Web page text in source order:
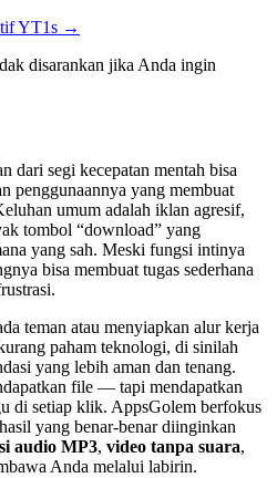
YT1s →
disarankan jika Anda ingin
dari segi kecepatan mentah bisa
penggunaannya yang membuat
umum adalah iklan agresif,
tombol “download” yang
yang sah. Meski fungsi intinya
bisa membuat tugas sederhana
teman atau menyiapkan alur kerja
paham teknologi, di sinilah
yang lebih aman dan tenang.
file — tapi mendapatkan
di setiap klik. AppsGolem berfokus
yang benar-benar diinginkan
audio MP3, video tanpa suara,
Anda melalui labirin.